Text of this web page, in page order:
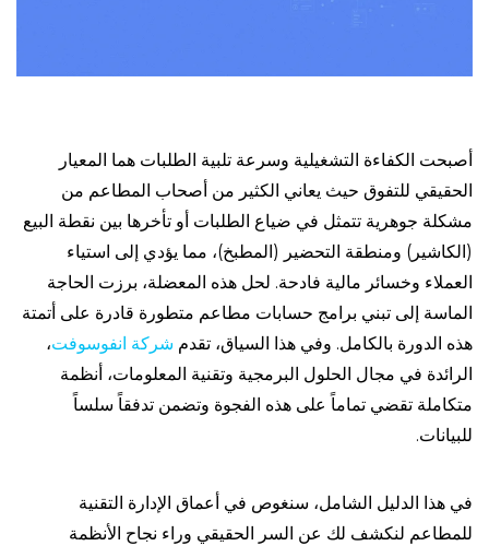
أصبحت الكفاءة التشغيلية وسرعة تلبية الطلبات هما المعيار
الحقيقي للتفوق حيث يعاني الكثير من أصحاب المطاعم من
مشكلة جوهرية تتمثل في ضياع الطلبات أو تأخرها بين نقطة البيع
(الكاشير) ومنطقة التحضير (المطبخ)، مما يؤدي إلى استياء
العملاء وخسائر مالية فادحة. لحل هذه المعضلة، برزت الحاجة
الماسة إلى تبني برامج حسابات مطاعم متطورة قادرة على أتمتة
هذه الدورة بالكامل. وفي هذا السياق، تقدم شركة انفوسوفت،
الرائدة في مجال الحلول البرمجية وتقنية المعلومات، أنظمة
متكاملة تقضي تماماً على هذه الفجوة وتضمن تدفقاً سلساً
للبيانات.
في هذا الدليل الشامل، سنغوص في أعماق الإدارة التقنية
للمطاعم لنكشف لك عن السر الحقيقي وراء نجاح الأنظمة